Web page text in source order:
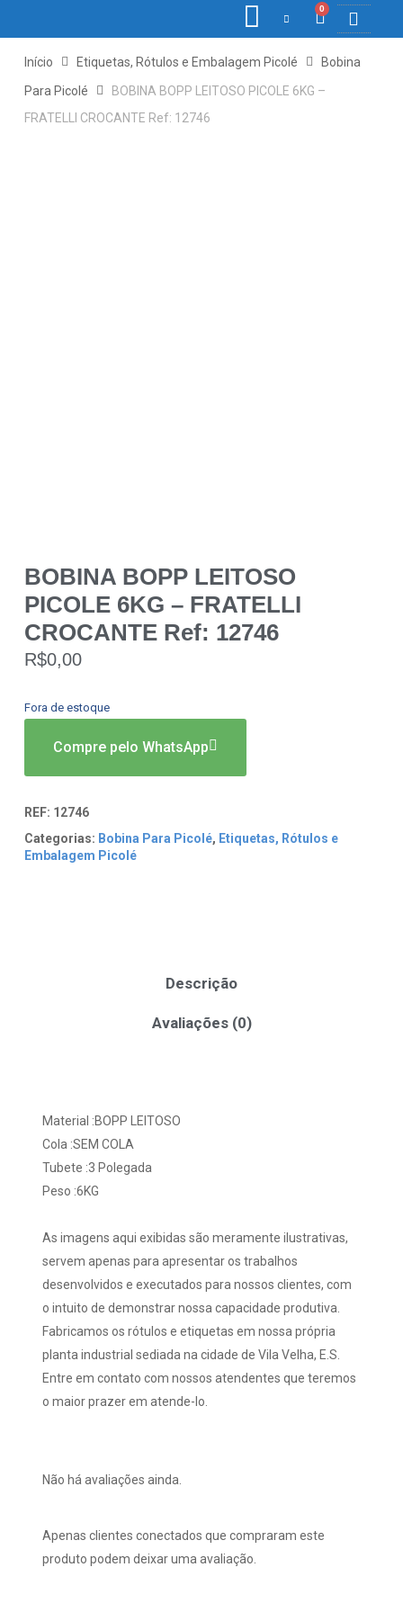
0
Início Etiquetas, Rótulos e Embalagem Picolé
Bobina
Para Picolé
BOBINA BOPP LEITOSO PICOLE 6KG –
FRATELLI CROCANTE Ref: 12746
BOBINA BOPP LEITOSO
PICOLE 6KG – FRATELLI
CROCANTE Ref: 12746
R$0,00
Fora de estoque
Compre pelo WhatsApp
REF: 12746
Categorias: Bobina Para Picolé, Etiquetas, Rótulos e
Embalagem Picolé
Descrição
Avaliações (0)
Material :BOPP LEITOSO
Cola :SEM COLA
Tubete :3 Polegada
Peso :6KG
As imagens aqui exibidas são meramente ilustrativas,
servem apenas para apresentar os trabalhos
desenvolvidos e executados para nossos clientes, com
o intuito de demonstrar nossa capacidade produtiva.
Fabricamos os rótulos e etiquetas em nossa própria
planta industrial sediada na cidade de Vila Velha, E.S.
Entre em contato com nossos atendentes que teremos
o maior prazer em atende-lo.
Não há avaliações ainda.
Apenas clientes conectados que compraram este
produto podem deixar uma avaliação.